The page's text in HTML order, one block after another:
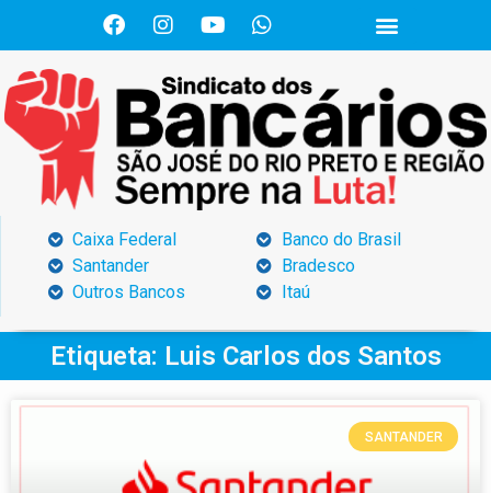
Caixa Federal
Santander
Outros Bancos
Banco do Brasil
Bradesco
Itaú
Etiqueta: Luis Carlos dos Santos
SANTANDER